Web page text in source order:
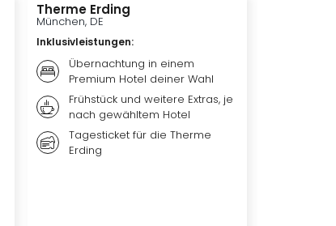
Therme Erding
München, DE
Inklusivleistungen:
Übernachtung in einem
Premium Hotel deiner Wahl
Frühstück und weitere Extras, je
nach gewähltem Hotel
Tagesticket für die Therme
Erding